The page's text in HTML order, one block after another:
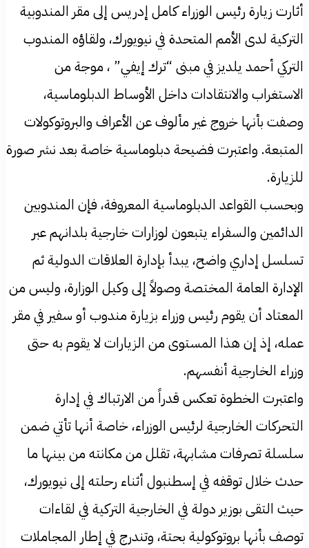
أثارت زيارة رئيس الوزراء كامل إدريس إلى مقر المندوبية
التركية لدى الأمم المتحدة في نيويورك، ولقاؤه المندوب
التركي أحمد يلديز في مبنى “ترك إيفي” ، موجة من
الاستغراب والانتقادات داخل الأوساط الدبلوماسية،
وصفت بأنها خروج غير مألوف عن الأعراف والبروتوكولات
المتبعة. واعتبرت فضيحة دبلوماسية خاصة بعد نشر صورة
للزيارة.
وبحسب القواعد الدبلوماسية المعروفة، فإن المندوبين
الدائمين والسفراء يتبعون لوزارات خارجية بلدانهم عبر
تسلسل إداري واضح، يبدأ بإدارة العلاقات الدولية ثم
الإدارة العامة المختصة وصولاً إلى وكيل الوزارة، وليس من
المعتاد أن يقوم رئيس وزراء بزيارة مندوب أو سفير في مقر
عمله، إذ إن هذا المستوى من الزيارات لا يقوم به حتى
وزراء الخارجية أنفسهم.
واعتبرت الخطوة تعكس قدراً من الارتباك في إدارة
التحركات الخارجية لرئيس الوزراء، خاصة أنها تأتي ضمن
سلسلة تصرفات مشابهة، تقلل من مكانته من بينها ما
حدث خلال توقفه في إسطنبول أثناء رحلته إلى نيويورك،
حيث التقى بوزير دولة في الخارجية التركية في لقاءات
توصف بأنها بروتوكولية بحتة، وتندرج في إطار المجاملات